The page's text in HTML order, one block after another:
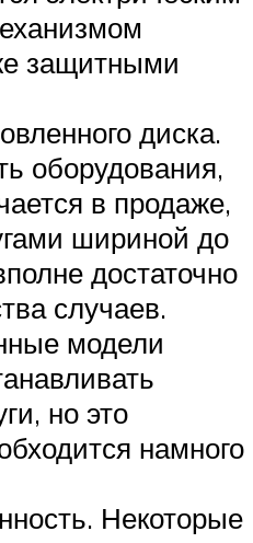
защитными
диска.
оборудования,
в продаже,
шириной до
достаточно
случаев.
модели
но это
намного
Некоторые